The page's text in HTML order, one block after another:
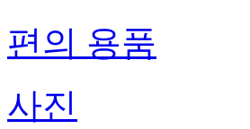
편의 용품
사진